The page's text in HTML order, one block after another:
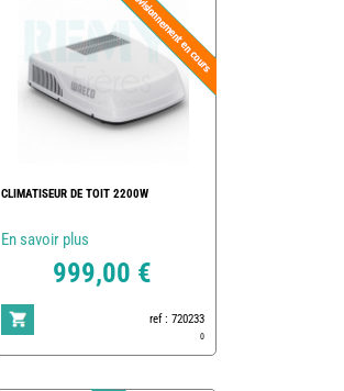
CLIMATISEUR DE TOIT 2200W
En savoir plus
999,00 €
ref : 720233
0